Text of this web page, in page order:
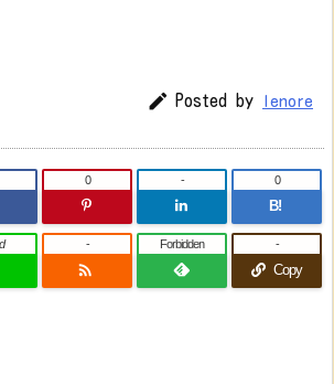
 Posted by lenore
0 -
B!
0

- Forbidden
Copy
-